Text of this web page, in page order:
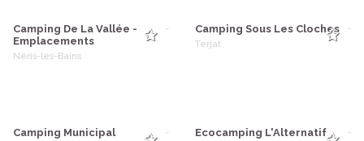
-
Camping De La Vallée -
Emplacements
Néris-les-Bains
-
Camping Sous Les Cloches
Terjat
-
Camping Municipal -
Ecocamping L'Alternatif